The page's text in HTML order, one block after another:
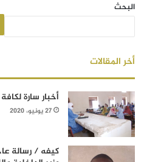
البحث
أخر المقالات
أخبار سارة
27 يونيو، 2020
كيفه / رسالة